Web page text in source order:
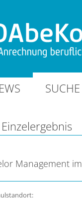
Management